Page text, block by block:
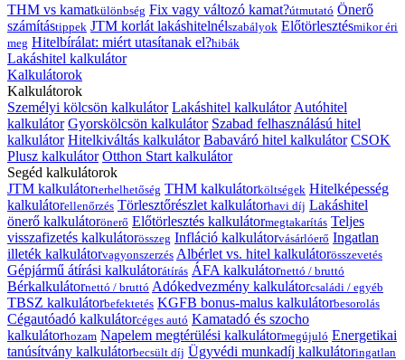
THM vs kamatkülönbség Fix vagy változó kamat?útmutató Önerő
számítástippek JTM korlát lakáshitelnélszabályok Előtörlesztésmikor éri
meg Hitelbírálat: miért utasítanak el?hibák
Lakáshitel kalkulátor
Kalkulátorok
Kalkulátorok
Személyi kölcsön kalkulátor Lakáshitel kalkulátor Autóhitel
kalkulátor Gyorskölcsön kalkulátor Szabad felhasználású hitel
kalkulátor Hitelkiváltás kalkulátor Babaváró hitel kalkulátor CSOK
Plusz kalkulátor Otthon Start kalkulátor
Segéd kalkulátorok
JTM kalkulátorterhelhetőség THM kalkulátorköltségek Hitelképesség
kalkulátorellenőrzés Törlesztőrészlet kalkulátorhavi díj Lakáshitel
önerő kalkulátorönerő Előtörlesztés kalkulátormegtakarítás Teljes
visszafizetés kalkulátorösszeg Infláció kalkulátorvásárlóerő Ingatlan
illeték kalkulátorvagyonszerzés Albérlet vs. hitel kalkulátorösszevetés
Gépjármű átírási kalkulátorátírás ÁFA kalkulátornettó / bruttó
Bérkalkulátornettó / bruttó Adókedvezmény kalkulátorcsaládi / egyéb
TBSZ kalkulátorbefektetés KGFB bonus-malus kalkulátorbesorolás
Cégautóadó kalkulátorcéges autó Kamatadó és szocho
kalkulátorhozam Napelem megtérülési kalkulátormegújuló Energetikai
tanúsítvány kalkulátorbecsült díj Ügyvédi munkadíj kalkulátoringatlan